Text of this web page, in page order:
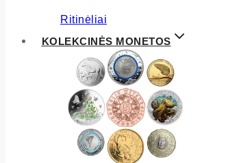
Ritinėliai
KOLEKCINĖS MONETOS